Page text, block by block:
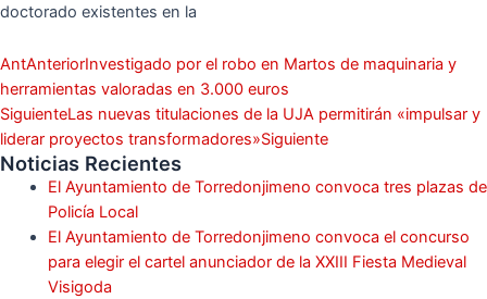
doctorado existentes en la
AntAnteriorInvestigado por el robo en Martos de maquinaria y
herramientas valoradas en 3.000 euros
SiguienteLas nuevas titulaciones de la UJA permitirán «impulsar y
liderar proyectos transformadores»Siguiente
Noticias Recientes
El Ayuntamiento de Torredonjimeno convoca tres plazas de
Policía Local
El Ayuntamiento de Torredonjimeno convoca el concurso
para elegir el cartel anunciador de la XXIII Fiesta Medieval
Visigoda